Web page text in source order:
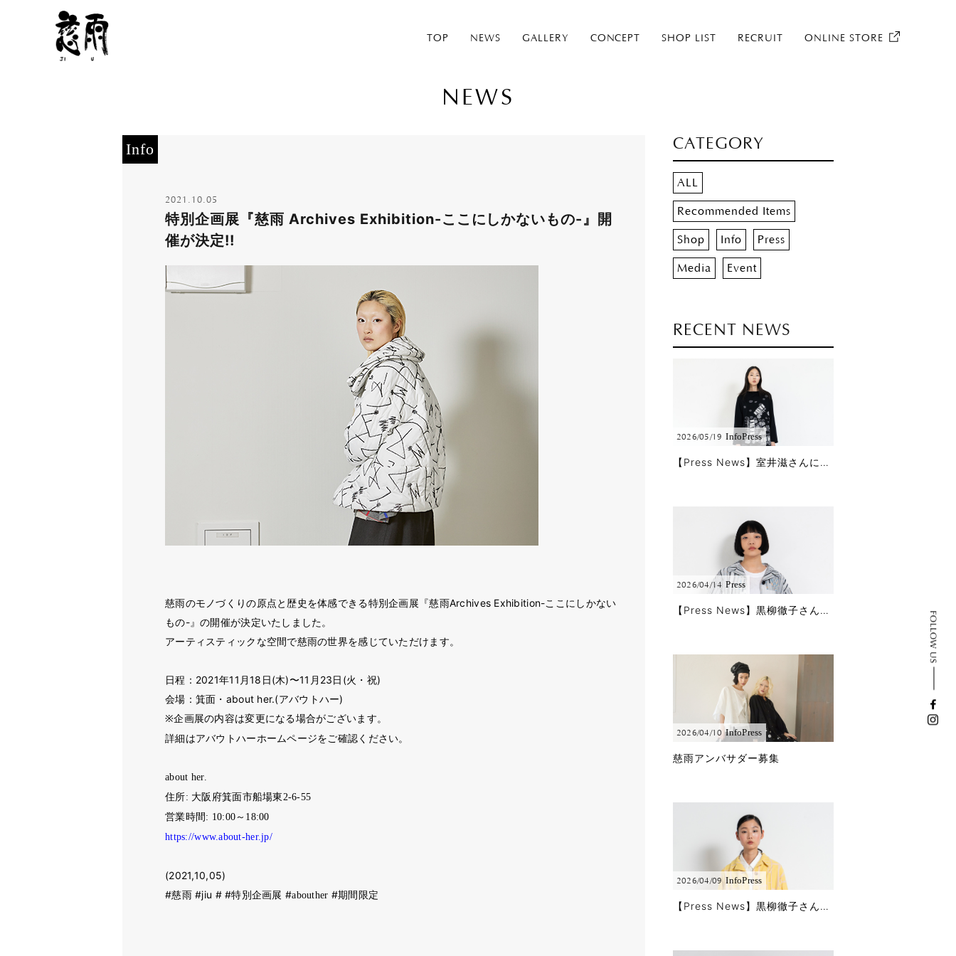
TOP NEWS GALLERY CONCEPT SHOP LIST RECRUIT ONLINE STORE
NEWS
Info
2021.10.05
特別企画展『慈雨 Archives Exhibition-ここにしかないもの-』開
催が決定!!
慈雨のモノづくりの原点と歴史を体感できる特別企画展『慈雨Archives Exhibition-ここにしかない
もの-』の開催が決定いたしました。
アーティスティックな空間で慈雨の世界を感じていただけます。
日程：2021年11月18日(木)〜11月23日(火・祝)
会場：箕面・about her.(アバウトハー)
※企画展の内容は変更になる場合がございます。
詳細はアバウトハーホームページをご確認ください。
about her.
住所: 大阪府箕面市船場東2-6-55
営業時間 : 10:00 ～ 18:00
https://www.about-her.jp/
(2021,10,05)
#慈雨 #jiu # #特別企画展 #abouther #期間限定
CATEGORY
ALL
Recommended Items
Shop Info Press
Media Event
RECENT NEWS
2026/05/19 InfoPress
【Press News】室井滋さんに5/18公開のBS11「婦人公論」で春夏コレクションをご着用頂きました!!
2026/04/14 Press
【Press News】黒柳徹子さんに「徹子の部屋」で春夏コレクションをご着用頂きました!!
2026/04/10 InfoPress
慈雨アンバサダー募集
2026/04/09 InfoPress
【Press News】黒柳徹子さんに「徹子の部屋」で春夏コレクションをご着用頂きました!!